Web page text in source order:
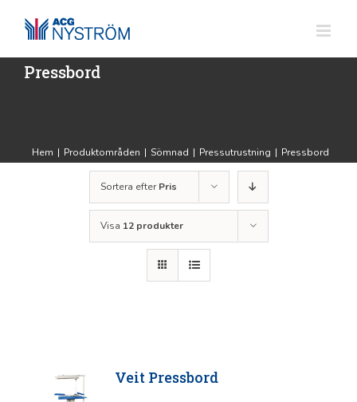
innehållet
Pressbord
Hem | Produktområden | Sömnad | Pressutrustning | Pressbord
Sortera efterPris
Visa 12 produkter
Veit Pressbord